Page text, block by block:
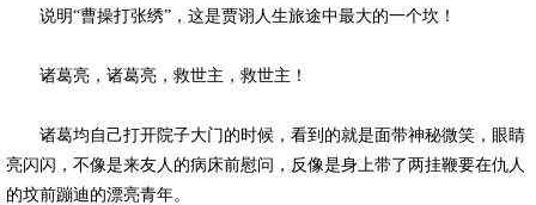
说明“曹操打张绣”，这是贾诩人生旅途中最大的一个坎！
诸葛亮，诸葛亮，救世主，救世主！
诸葛均自己打开院子大门的时候，看到的就是面带神秘微笑，眼睛
亮闪闪，不像是来友人的病床前慰问，反像是身上带了两挂鞭要在仇人
的坟前蹦迪的漂亮青年。